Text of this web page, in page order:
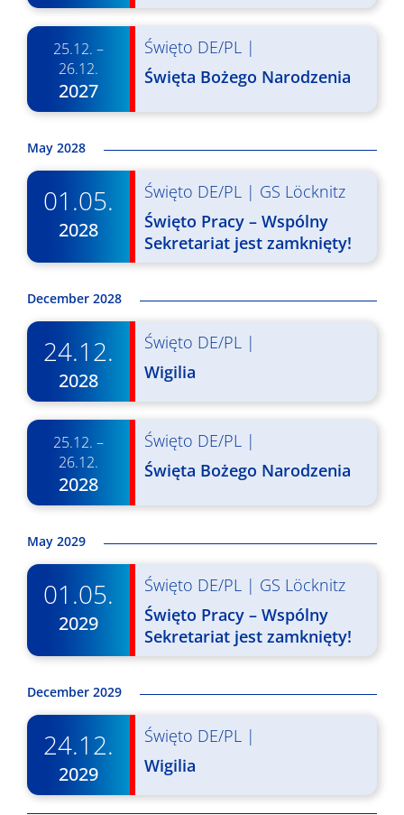
p
w
y
s
z
u
k
w
i
i
w
i
d
o
k
c
c
25.12. –
26.12.
2027
Święto DE/PL |
Święta Bożego Narodzenia
May 2028
01.05.
2028
Święto DE/PL | GS Löcknitz
Święto Pracy – Wspólny
Sekretariat jest zamknięty!
December 2028
24.12.
2028
Święto DE/PL |
Wigilia
25.12. –
26.12.
2028
Święto DE/PL |
Święta Bożego Narodzenia
May 2029
01.05.
2029
Święto DE/PL | GS Löcknitz
Święto Pracy – Wspólny
Sekretariat jest zamknięty!
December 2029
24.12.
2029
Święto DE/PL |
Wigilia